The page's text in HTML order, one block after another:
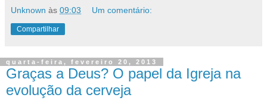
Unknown às 09:03 Um comentário:
Compartilhar
quarta-feira, fevereiro 20, 2013
Graças a Deus? O papel da Igreja na
evolução da cerveja